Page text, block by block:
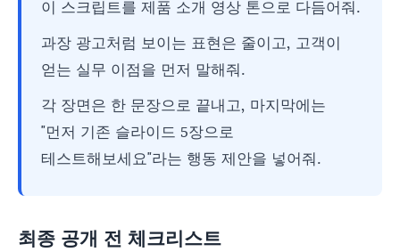
이 스크립트를 제품 소개 영상 톤으로 다듬어줘.
과장 광고처럼 보이는 표현은 줄이고, 고객이
얻는 실무 이점을 먼저 말해줘.
각 장면은 한 문장으로 끝내고, 마지막에는
"먼저 기존 슬라이드 5장으로
테스트해보세요"라는 행동 제안을 넣어줘.
최종 공개 전 체크리스트